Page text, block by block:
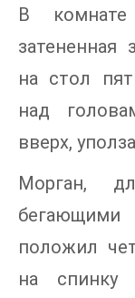
В
затененная
на стол
над
вверх,
Морган,
бегающими
положил
на спинку